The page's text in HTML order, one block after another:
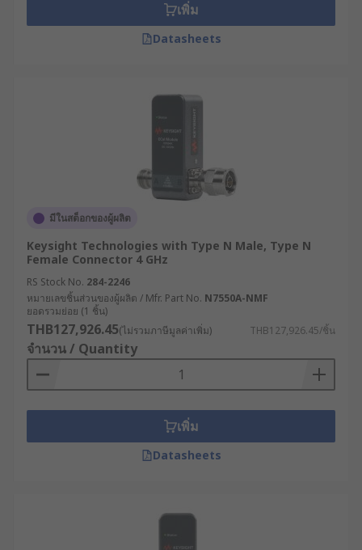
เพิ่ม
Datasheets
มีในสต็อกของผู้ผลิต
Keysight Technologies with Type N Male, Type N
Female Connector 4 GHz
RS Stock No. 284-2246
หมายเลขชิ้นส่วนของผู้ผลิต / Mfr. Part No. N7550A-NMF
ยอดรวมย่อย (1 ชิ้น)
THB127,926.45(ไม่รวมภาษีมูลค่าเพิ่ม) THB127,926.45/ชิ้น
จำนวน / Quantity
เพิ่ม
Datasheets